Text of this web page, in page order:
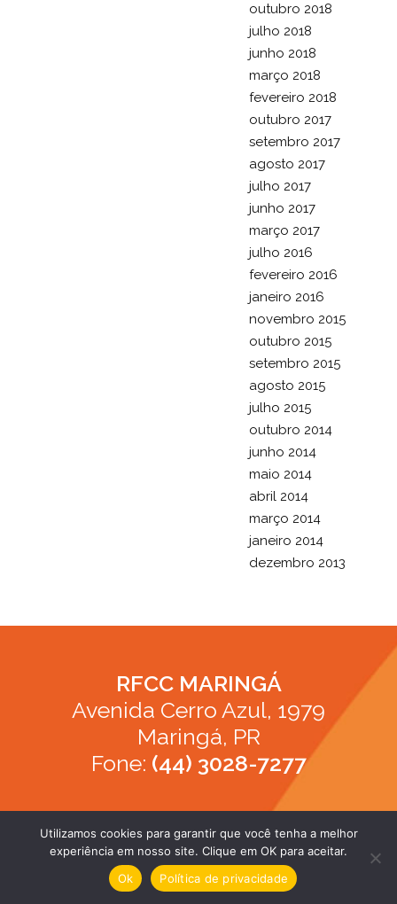
outubro 2018
julho 2018
junho 2018
março 2018
fevereiro 2018
outubro 2017
setembro 2017
agosto 2017
julho 2017
junho 2017
março 2017
julho 2016
fevereiro 2016
janeiro 2016
novembro 2015
outubro 2015
setembro 2015
agosto 2015
julho 2015
outubro 2014
junho 2014
maio 2014
abril 2014
março 2014
janeiro 2014
dezembro 2013
RFCC MARINGÁ
Avenida Cerro Azul, 1979
Maringá, PR
Fone: (44) 3028-7277
apoio Young Studio
Utilizamos cookies para garantir que você tenha a melhor
experiência em nosso site. Clique em OK para aceitar.
Ok
Política de privacidade